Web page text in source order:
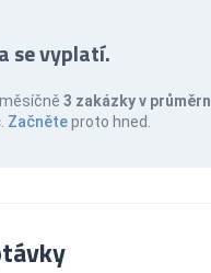
se vyplatí.
3 zakázky v
Začněteproto hned.